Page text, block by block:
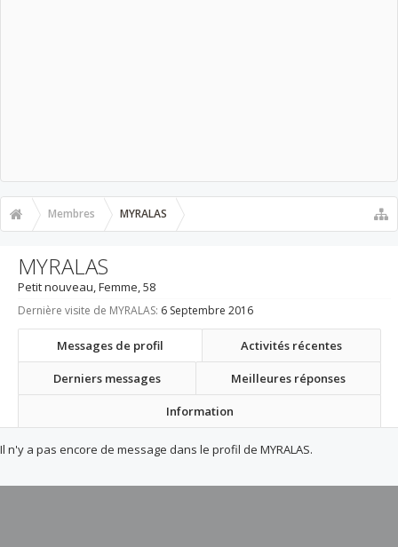
Membres MYRALAS
MYRALAS
Petit nouveau, Femme, 58
Dernière visite de MYRALAS: 6 Septembre 2016
Messages de profil Activités récentes
Derniers messages Meilleures réponses
Information
Il n'y a pas encore de message dans le profil de MYRALAS.